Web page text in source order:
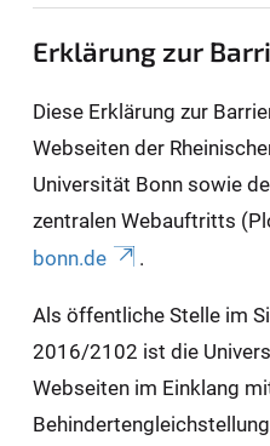
Erklärung zur
Diese Erklärung zur
Webseiten der
Universität Bonn sowie
zentralen Webauftritts
bonn.de
.
Als öffentliche Stelle im
2016/2102 ist die
Webseiten im Einklang